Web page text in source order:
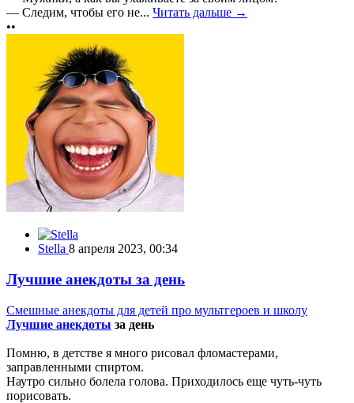
— Следим, чтобы его не... Читать дальше →
••
Stella 8 апреля 2023, 00:34
Лучшие анекдоты за день
Смешные анекдоты для детей про мультгероев и школу
Лучшие анекдоты за день
Помню, в детстве я много рисовал фломастерами,
заправленными спиртом.
Наутро сильно болела голова. Приходилось еще чуть-чуть
порисовать.